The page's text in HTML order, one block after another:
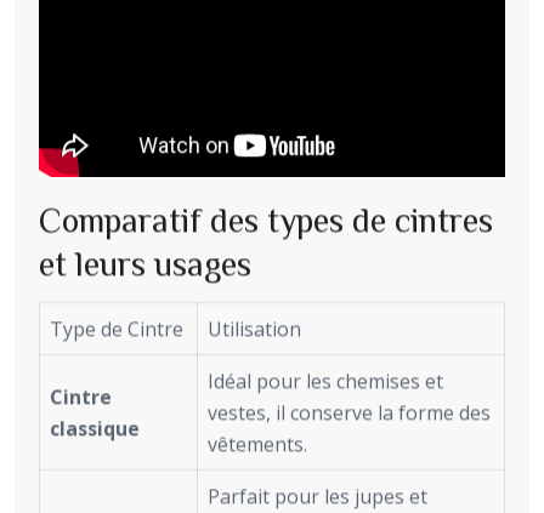
Comparatif des types de cintres
et leurs usages
Type de Cintre Utilisation
Cintre
classique
Idéal pour les chemises et
vestes, il conserve la forme des
vêtements.
Parfait pour les jupes et